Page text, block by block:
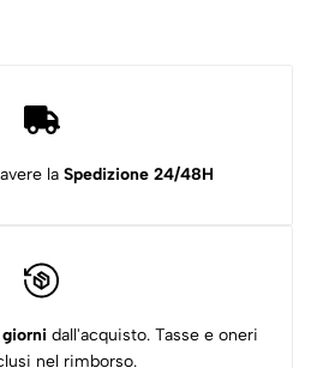
la Spedizione 24/48H
giorni dall'acquisto. Tasse e oneri
nel rimborso.